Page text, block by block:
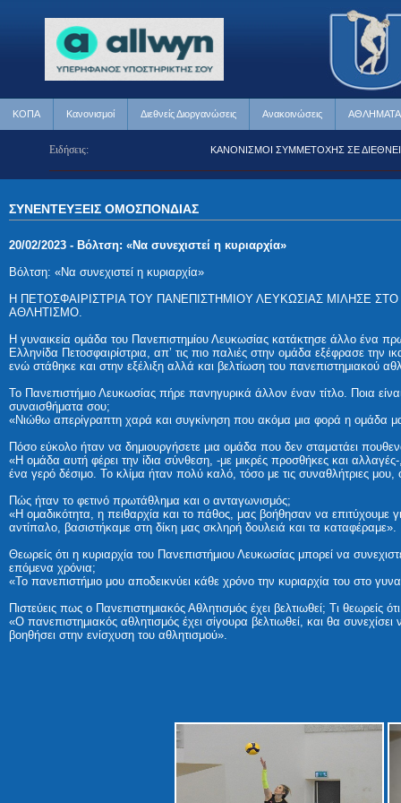
ΚΟΠΑ Κανονισμοί Διεθνείς Διοργανώσεις Ανακοινώσεις ΑΘΛΗΜΑΤΑ
Ειδήσεις:
ΔΙΕΘΝΕΙΣ ΑΓΩΝΕΣ ΚΑΝΟΝΙΣΜΟΙ ΣΥΜΜΕΤΟΧΗΣ ΣΕ ΔΙΕΘΝΕΙΣ
ΣΥΝΕΝΤΕΥΞΕΙΣ ΟΜΟΣΠΟΝΔΙΑΣ
20/02/2023 - Βόλτση: «Να συνεχιστεί η κυριαρχία»
Βόλτση: «Να συνεχιστεί η κυριαρχία»
Η ΠΕΤΟΣΦΑΙΡΙΣΤΡΙΑ ΤΟΥ ΠΑΝΕΠΙΣΤΗΜΙΟΥ ΛΕΥΚΩΣΙΑΣ ΜΙΛΗΣΕ
ΑΘΛΗΤΙΣΜΟ.
Η γυναικεία ομάδα του Πανεπιστημίου Λευκωσίας κατάκτησε άλλο ένα
Ελληνίδα Πετοσφαιρίστρια, απ’ τις πιο παλιές στην ομάδα εξέφρασε
ενώ στάθηκε και στην εξέλιξη αλλά και βελτίωση του πανεπιστημιακού
Το Πανεπιστήμιο Λευκωσίας πήρε πανηγυρικά άλλον έναν τίτλο. Ποια
συναισθήματα σου;
«Νιώθω απερίγραπτη χαρά και συγκίνηση που ακόμα μια φορά η ομάδα
Πόσο εύκολο ήταν να δημιουργήσετε μια ομάδα που δεν σταματάει
«Η ομάδα αυτή φέρει την ίδια σύνθεση, -με μικρές προσθήκες και
ένα γερό δέσιμο. Το κλίμα ήταν πολύ καλό, τόσο με τις συναθλήτριες
Πώς ήταν το φετινό πρωτάθλημα και ο ανταγωνισμός;
«Η ομαδικότητα, η πειθαρχία και το πάθος, μας βοήθησαν να
αντίπαλο, βασιστήκαμε στη δίκη μας σκληρή δουλειά και τα καταφέραμε».
Θεωρείς ότι η κυριαρχία του Πανεπιστήμιου Λευκωσίας μπορεί να
επόμενα χρόνια;
«Το πανεπιστήμιο μου αποδεικνύει κάθε χρόνο την κυριαρχία του στο
Πιστεύεις πως ο Πανεπιστημιακός Αθλητισμός έχει βελτιωθεί; Τι θεωρείς
«Ο πανεπιστημιακός αθλητισμός έχει σίγουρα βελτιωθεί, και θα
βοηθήσει στην ενίσχυση του αθλητισμού».